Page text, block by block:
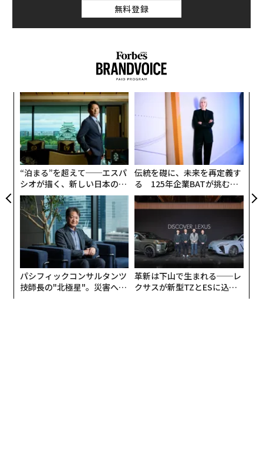
無料登録
“泊まる”を超えて──エスパ
シオが描く、新しい日本のラ
グジュアリー（前編）
伝統を礎に、未来を再定義す
る 125年企業BATが挑むス
モークレスな未来
パシフィックコンサルタンツ
技師長の"北極星"。災害への
革新は下山で生まれる──レ
クサスが新型TZとESに込め